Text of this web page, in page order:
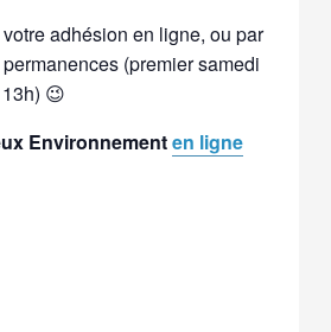
adhésion en ligne, ou par
(premier samedi
😉
Environnementen ligne